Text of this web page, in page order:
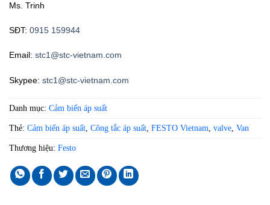
Ms. Trinh
SĐT: 0915 159944
Email: stc1@stc-vietnam.com
Skypee: stc1@stc-vietnam.com
Danh mục: Cảm biến áp suất
Thẻ: Cảm biến áp suất Công tắc áp suất FESTO Vietnam valve Van
Thương hiệu: Festo